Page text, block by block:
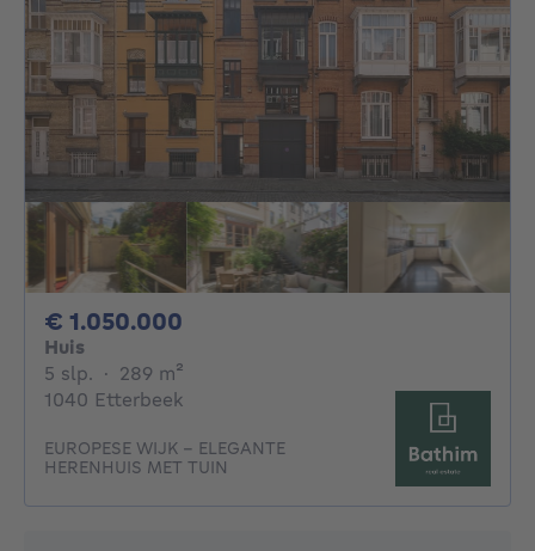
€ 1.050.000
Huis
5 slp. 5 slaapkamers
· 289 m²
1040 Etterbeek
EUROPESE WIJK - ELEGANTE
HERENHUIS MET TUIN